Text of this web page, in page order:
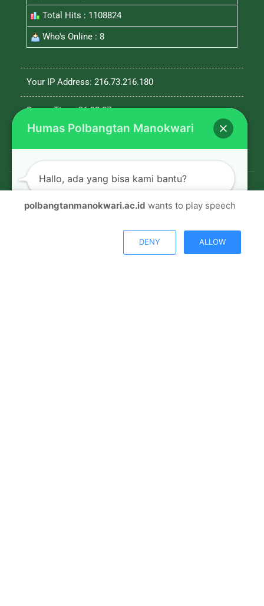
Total Hits : 1108824
Who's Online : 8
Your IP Address: 216.73.216.180
Server Time: 26-08-07
Humas Polbangtan Manokwari
Hallo, ada yang bisa kami bantu?
polbangtanmanokwari.ac.id wants to play speech
DENY ALLOW